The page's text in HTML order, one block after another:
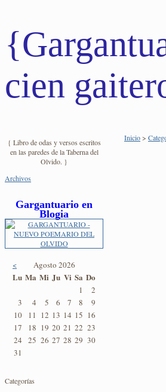
cien
{ Libro de odas y versos escritos
en las paredes de la Taberna del
Olvido. }
Archivos
Gargantuario en
Blogia
< Agosto 2026
Lu Ma Mi Ju Vi Sa Do
1
2
3
4 5 6 7 8
9
10
11 12 13 14 15 16
17
18 19 20 21 22 23
24
25 26 27 28 29 30
31
Categorías
Inicio>